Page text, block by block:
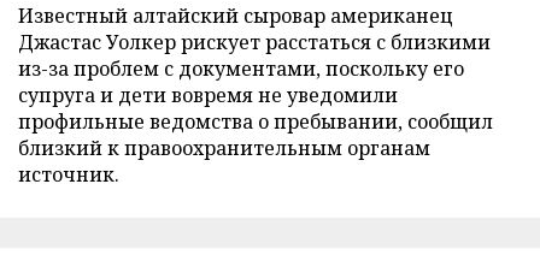
Известный алтайский сыровар американец
Джастас Уолкер рискует расстаться с близкими
из-за проблем с документами, поскольку его
супруга и дети вовремя не уведомили
профильные ведомства о пребывании, сообщил
близкий к правоохранительным органам
источник.